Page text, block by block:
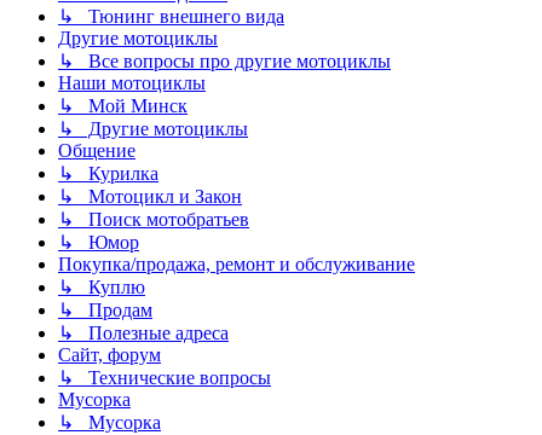
↳ Тюнинг внешнего вида
Другие мотоциклы
↳ Все вопросы про другие мотоциклы
Наши мотоциклы
↳ Мой Минск
↳ Другие мотоциклы
Общение
↳ Курилка
↳ Мотоцикл и Закон
↳ Поиск мотобратьев
↳ Юмор
Покупка/продажа, ремонт и обслуживание
↳ Куплю
↳ Продам
↳ Полезные адреса
Сайт, форум
↳ Технические вопросы
Мусорка
↳ Мусорка